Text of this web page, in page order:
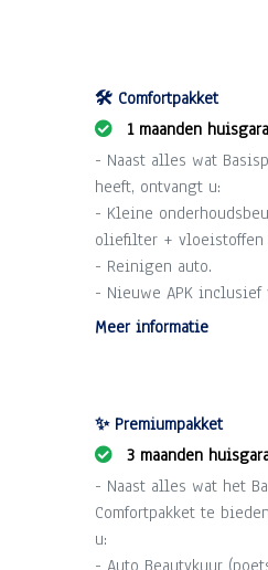
🛠️ Comfortpakket
1 maanden
- Naast alles wat
heeft, ontvangt u:
- Kleine
oliefilter + vloeistoffen
- Reinigen auto.
- Nieuwe APK inclusief
kosten.
- 1 maand garantie op
Meer informatie
✨ Premiumpakket
3 maanden
- Naast alles wat het
Comfortpakket te
u:
- Auto Beautykuur